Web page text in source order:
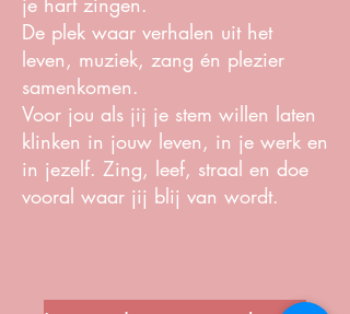
De plek waar verhalen uit het
leven, muziek, zang én plezier
samenkomen.
Voor jou als jij je stem willen laten
klinken in jouw leven, in je werk en
in jezelf. Zing, leef, straal en doe
vooral waar jij blij van wordt.